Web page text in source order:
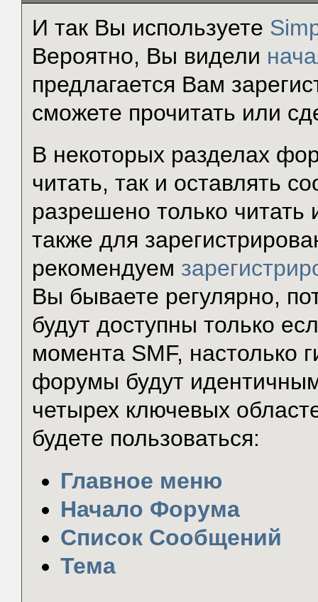
И так Вы используете
Вероятно, Вы видели
предлагается Вам
сможете прочитать или
В некоторых разделах
читать, так и оставлять
разрешено только читать
также для
рекомендуем
Вы бываете регулярно,
будут доступны только
момента SMF, настолько
форумы будут
четырех ключевых
будете пользоваться:
Главное меню
Начало Форума
Список Сообщений
Тема